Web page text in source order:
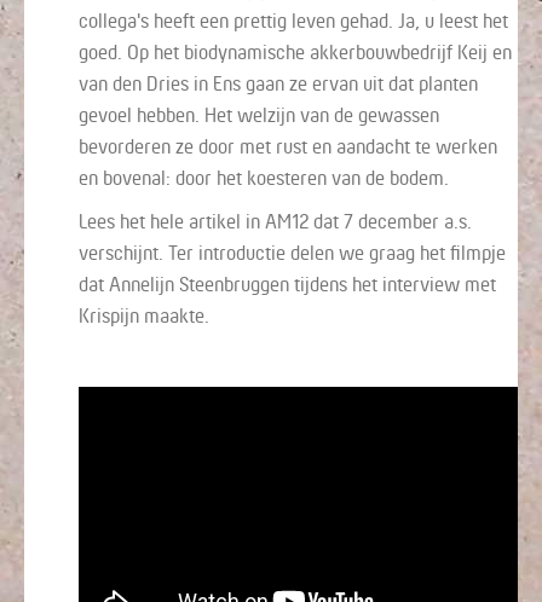
collega's heeft een prettig leven gehad. Ja, u leest het
goed. Op het biodynamische akkerbouwbedrijf Keij en
van den Dries in Ens gaan ze ervan uit dat planten
gevoel hebben. Het welzijn van de gewassen
bevorderen ze door met rust en aandacht te werken
en bovenal: door het koesteren van de bodem.
Lees het hele artikel in AM12 dat 7 december a.s.
verschijnt. Ter introductie delen we graag het filmpje
dat Annelijn Steenbruggen tijdens het interview met
Krispijn maakte.